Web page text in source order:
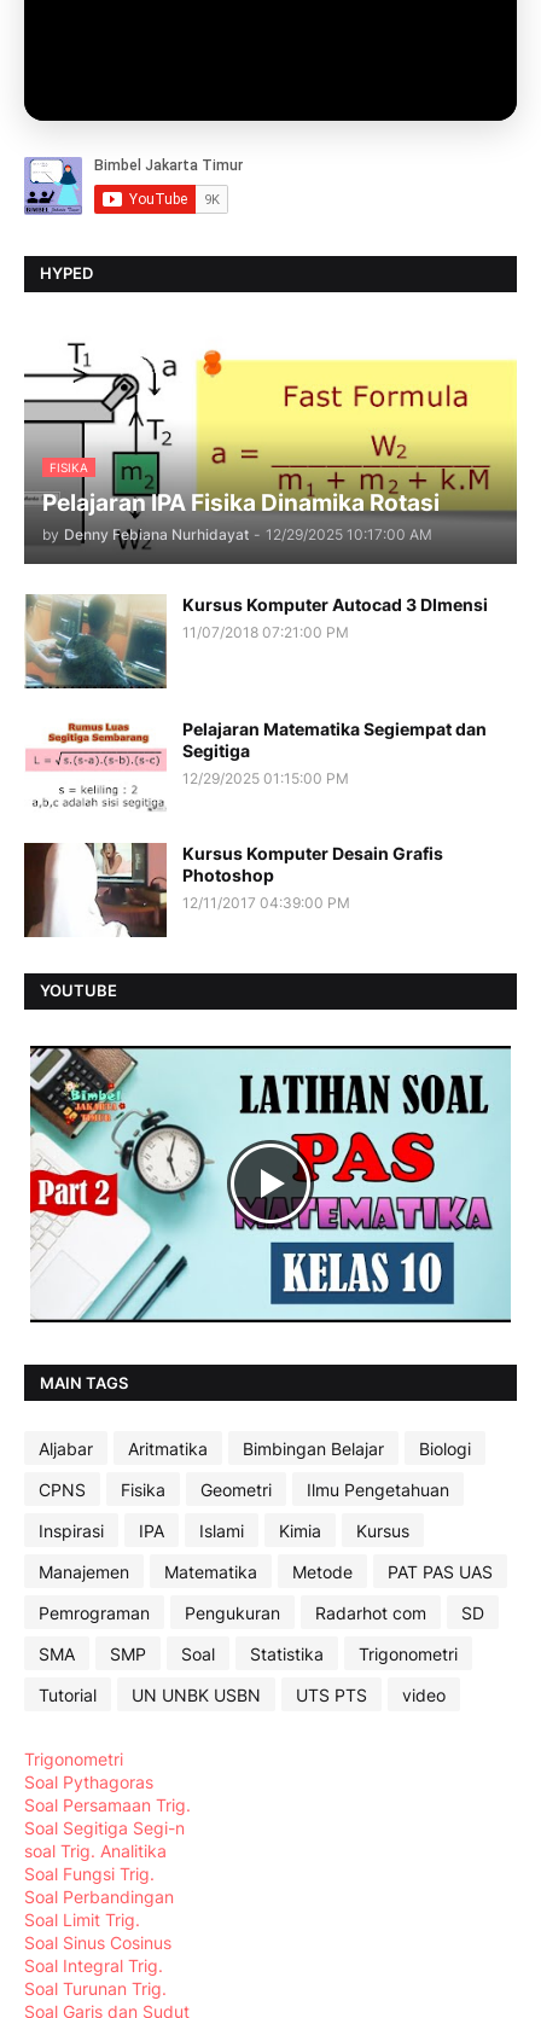
HYPED
FISIKA
Pelajaran IPA Fisika Dinamika Rotasi
by Denny Febiana Nurhidayat - 12/29/2025 10:17:00 AM
Kursus Komputer Autocad 3 DImensi
11/07/2018 07:21:00 PM
Pelajaran Matematika Segiempat dan
Segitiga
12/29/2025 01:15:00 PM
Kursus Komputer Desain Grafis
Photoshop
12/11/2017 04:39:00 PM
YOUTUBE
MAIN TAGS
Aljabar Aritmatika Bimbingan Belajar
Biologi
CPNS
Fisika Geometri
Ilmu Pengetahuan
Inspirasi
IPA Islami Kimia
Kursus
Manajemen
Matematika Metode
PAT PAS UAS
Pemrograman
Pengukuran Radarhot com
SD
SMA
SMP Soal Statistika
Trigonometri
Tutorial
UN UNBK USBN UTS PTS video
Trigonometri
Soal Pythagoras
Soal Persamaan Trig.
Soal Segitiga Segi-n
soal Trig. Analitika
Soal Fungsi Trig.
Soal Perbandingan
Soal Limit Trig.
Soal Sinus Cosinus
Soal Integral Trig.
Soal Turunan Trig.
Soal Garis dan Sudut